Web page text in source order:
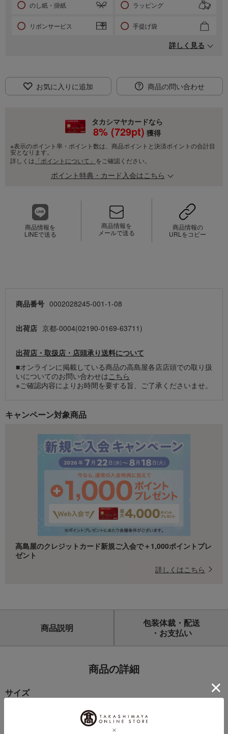
のし紙・掛紙 ラッピング
リボンサービス 手提げ袋
詳しく見る
お気に入りに追加 商品の問い合わせ
タカシマヤカードなら
8% (729pt) 獲得
※表示のポイント率・ポイント数は、商品ポイントと決済ポイントの合計目
安となります。
詳しくは 「ポイントについて」 をご確認ください。
ポイント特典・カード入会はこちら
商品情報を
LINEで送る
商品情報を
メールで送る
商品情報の
URLをコピー
商品番号 0002028245-001-1-08
出荷店 京都-0004(02190-0169-63711)
出荷店・取扱店・店頭承り送料について
■オンラインに掲載している商品の高島屋各店店頭での取り扱
いについてのお問い合わせはこちら
※ご確認内容によりお時間を要する旨、ご了承くださいませ。
キャンペーン対象商品
高島屋のクレジットカード新規ご入会で＋1,000ポイントプレ
ゼント
詳しくはこちら
商品説明
包装体裁・配送
・お支払い
商品の詳細
サイズ
（約）縦25.6×横25.6×厚み1.8cm